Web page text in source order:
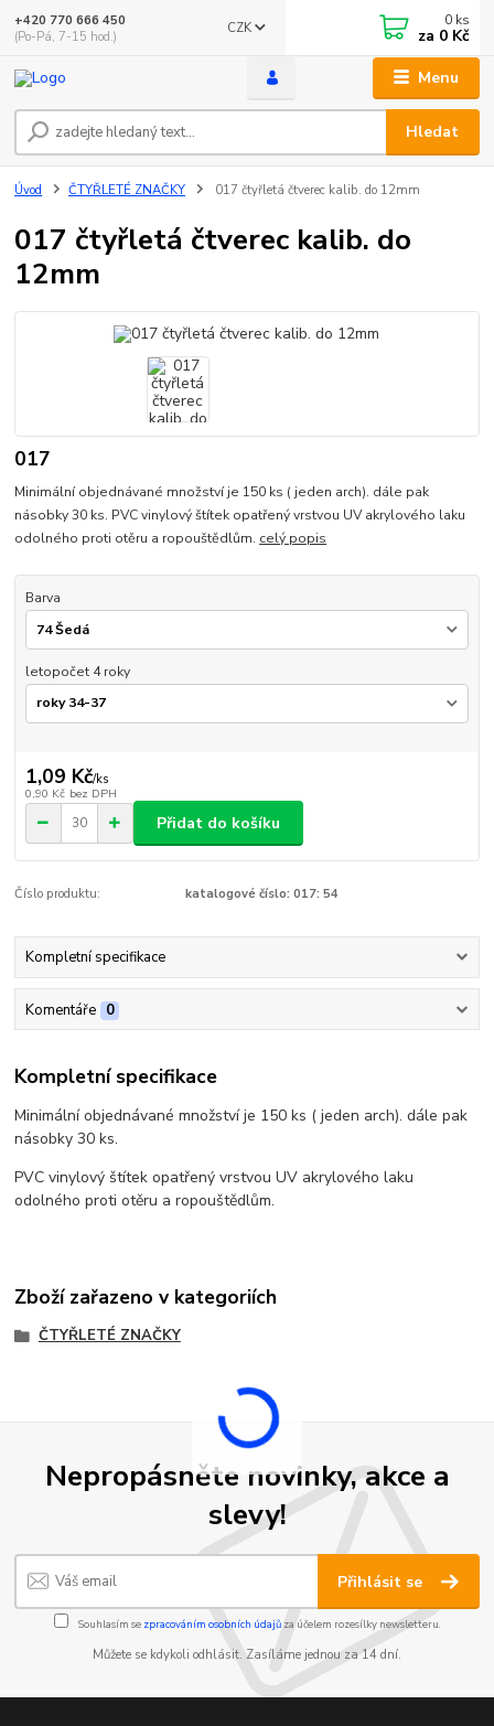
Menu
CZK
Hledat
+420 770 666 450
(Po-Pá, 7-15 hod.)
0 ks
za 0 Kč
Úvod ČTYŘLETÉ ZNAČKY 017 čtyřletá čtverec kalib. do 12mm
017 čtyřletá čtverec kalib. do
12mm
017
Minimální objednávané množství je 150 ks ( jeden arch). dále pak
násobky 30 ks. PVC vinylový štítek opatřený vrstvou UV akrylového laku
odolného proti otěru a ropouštědlům. celý popis
Barva
letopočet 4 roky
1,09 Kč/ks
0,90 Kč bez DPH
Přidat do košíku
Číslo produktu: katalogové číslo: 017: 54
Kompletní specifikace
Komentáře 0
Kompletní specifikace
Minimální objednávané množství je 150 ks ( jeden arch). dále pak
násobky 30 ks.
PVC vinylový štítek opatřený vrstvou UV akrylového laku
odolného proti otěru a ropouštědlům.
Zboží zařazeno v kategoriích
ČTYŘLETÉ ZNAČKY
Nepropásněte novinky, akce a
slevy!
Přihlásit se
Souhlasím se zpracováním osobních údajůza účelem rozesílky newsletteru.
Můžete se kdykoli odhlásit. Zasíláme jednou za 14 dní.